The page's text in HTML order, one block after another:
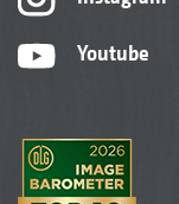
Youtube